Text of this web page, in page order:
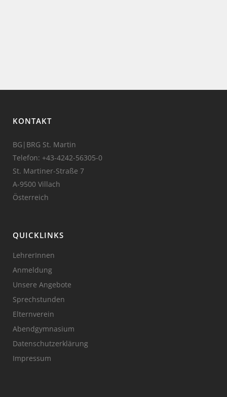
KONTAKT
BG|BRG St. Martin
Telefon: +43-4242-56305-0
St. Martiner-Straße 7
A-9500 Villach
Österreich
QUICKLINKS
LehrerInnen
Anmeldung
Unsere Angebote
Sprechstunden
Elternverein
Abendgymnasium
Datenschutzerklärung
Impressum